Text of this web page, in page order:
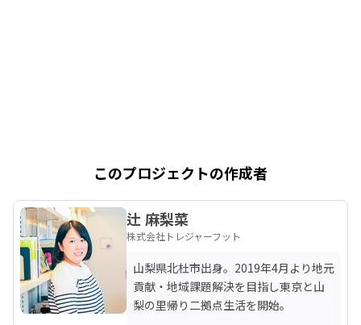
このプロジェクトの作成者
辻 麻梨菜
株式会社トレジャーフット
山梨県北杜市出身。2019年4月より地元
貢献・地域課題解決を目指し東京と山
梨の里帰り二拠点生活を開始。